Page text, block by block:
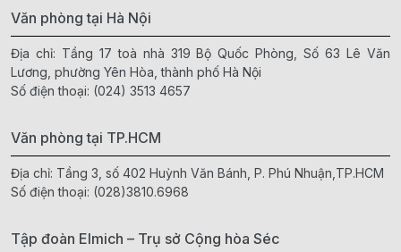
Văn phòng tại Hà Nội
Địa chỉ: Tầng 17 toà nhà 319 Bộ Quốc Phòng, Số 63 Lê Văn
Lương, phường Yên Hòa, thành phố Hà Nội
Số điện thoại: (024) 3513 4657
Văn phòng tại TP.HCM
Địa chỉ: Tầng 3, số 402 Huỳnh Văn Bánh, P. Phú Nhuận,TP.HCM
Số điện thoại: (028)3810.6968
Tập đoàn Elmich – Trụ sở Cộng hòa Séc